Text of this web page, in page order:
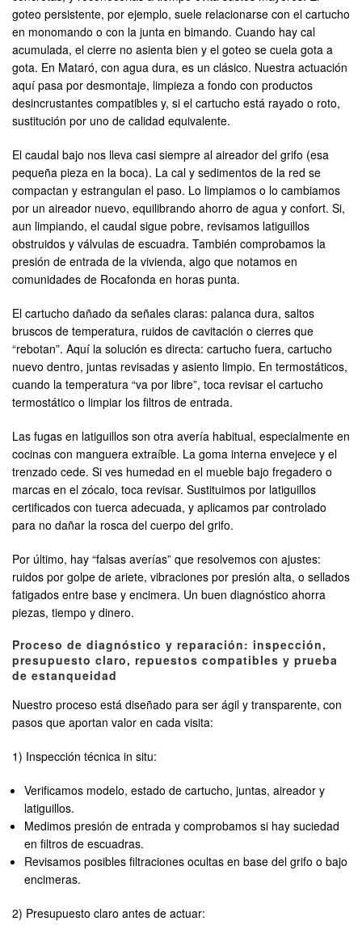
goteo persistente, por ejemplo, suele relacionarse con el cartucho
en monomando o con la junta en bimando. Cuando hay cal
acumulada, el cierre no asienta bien y el goteo se cuela gota a
gota. En Mataró, con agua dura, es un clásico. Nuestra actuación
aquí pasa por desmontaje, limpieza a fondo con productos
desincrustantes compatibles y, si el cartucho está rayado o roto,
sustitución por uno de calidad equivalente.
El caudal bajo nos lleva casi siempre al aireador del grifo (esa
pequeña pieza en la boca). La cal y sedimentos de la red se
compactan y estrangulan el paso. Lo limpiamos o lo cambiamos
por un aireador nuevo, equilibrando ahorro de agua y confort. Si,
aun limpiando, el caudal sigue pobre, revisamos latiguillos
obstruidos y válvulas de escuadra. También comprobamos la
presión de entrada de la vivienda, algo que notamos en
comunidades de Rocafonda en horas punta.
El cartucho dañado da señales claras: palanca dura, saltos
bruscos de temperatura, ruidos de cavitación o cierres que
“rebotan”. Aquí la solución es directa: cartucho fuera, cartucho
nuevo dentro, juntas revisadas y asiento limpio. En termostáticos,
cuando la temperatura “va por libre”, toca revisar el cartucho
termostático o limpiar los filtros de entrada.
Las fugas en latiguillos son otra avería habitual, especialmente en
cocinas con manguera extraíble. La goma interna envejece y el
trenzado cede. Si ves humedad en el mueble bajo fregadero o
marcas en el zócalo, toca revisar. Sustituimos por latiguillos
certificados con tuerca adecuada, y aplicamos par controlado
para no dañar la rosca del cuerpo del grifo.
Por último, hay “falsas averías” que resolvemos con ajustes:
ruidos por golpe de ariete, vibraciones por presión alta, o sellados
fatigados entre base y encimera. Un buen diagnóstico ahorra
piezas, tiempo y dinero.
Proceso de diagnóstico y reparación: inspección,
presupuesto claro, repuestos compatibles y prueba
de estanqueidad
Nuestro proceso está diseñado para ser ágil y transparente, con
pasos que aportan valor en cada visita:
1) Inspección técnica in situ:
Verificamos modelo, estado de cartucho, juntas, aireador y
latiguillos.
Medimos presión de entrada y comprobamos si hay suciedad
en filtros de escuadras.
Revisamos posibles filtraciones ocultas en base del grifo o bajo
encimeras.
2) Presupuesto claro antes de actuar: